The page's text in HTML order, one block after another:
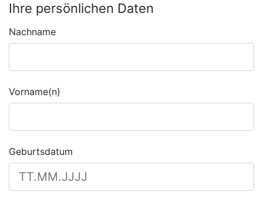
Ihre persönlichen Daten
Nachname
Vorname(n)
Geburtsdatum